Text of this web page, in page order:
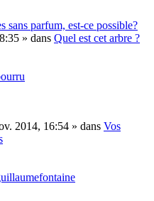
sans parfum, est-ce possible?
» dans Quel est cet arbre ?
2014, 16:54 » dans Vos